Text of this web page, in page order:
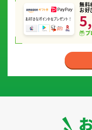
無料
お好
プ
お客様の声